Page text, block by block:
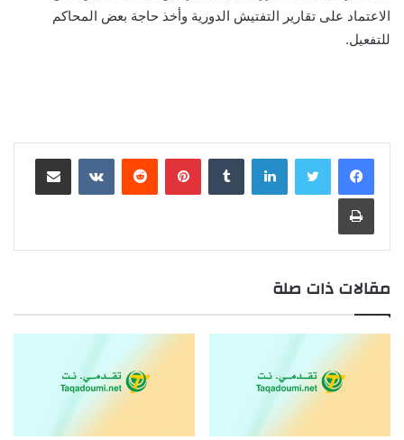
الاعتماد على تقارير التفتيش الدورية وأخذ حاجة بعض المحاكم
للتفعيل.
لينكدإن بينتيريست مشاركة عبر البريد
طباعة
مقالات ذات صلة